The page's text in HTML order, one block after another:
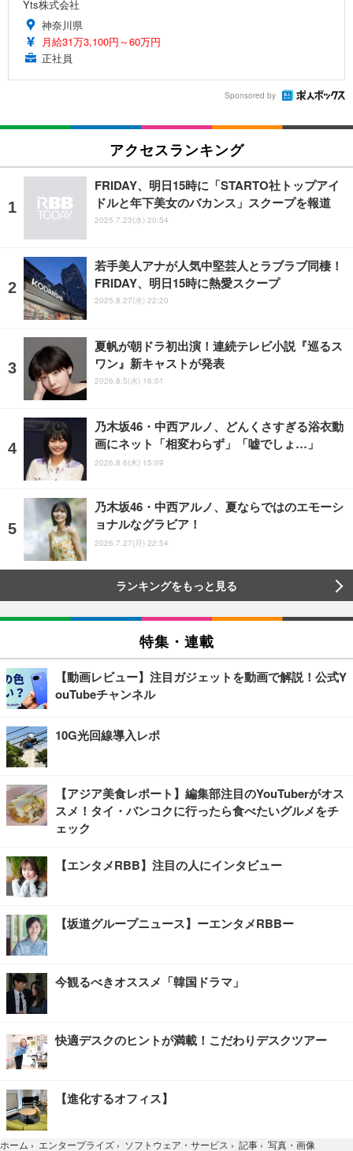
Yts株式会社
神奈川県
月給31万3,100円～60万円
正社員
Sponsored by
アクセスランキング
FRIDAY、明日15時に「STARTO社トップアイ
ドルと年下美女のバカンス」スクープを報道
2025.7.23(水) 20:54
若手美人アナが人気中堅芸人とラブラブ同棲！
FRIDAY、明日15時に熱愛スクープ
2025.8.27(水) 22:20
夏帆が朝ドラ初出演！連続テレビ小説『巡るス
ワン』新キャストが発表
2026.8.5(水) 16:01
乃木坂46・中西アルノ、どんくさすぎる浴衣動
画にネット「相変わらず」「嘘でしょ…」
2026.8.6(木) 15:09
乃木坂46・中西アルノ、夏ならではのエモーシ
ョナルなグラビア！
2026.7.27(月) 22:54
ランキングをもっと見る
特集・連載
【動画レビュー】注目ガジェットを動画で解説！公式Y
ouTubeチャンネル
10G光回線導入レポ
【アジア美食レポート】編集部注目のYouTuberがオス
スメ！タイ・バンコクに行ったら食べたいグルメをチ
ェック
【エンタメRBB】注目の人にインタビュー
【坂道グループニュース】ーエンタメRBBー
今観るべきオススメ「韓国ドラマ」
快適デスクのヒントが満載！こだわりデスクツアー
【進化するオフィス】
ホーム › エンタープライズ › ソフトウェア・サービス › 記事 › 写真・画像